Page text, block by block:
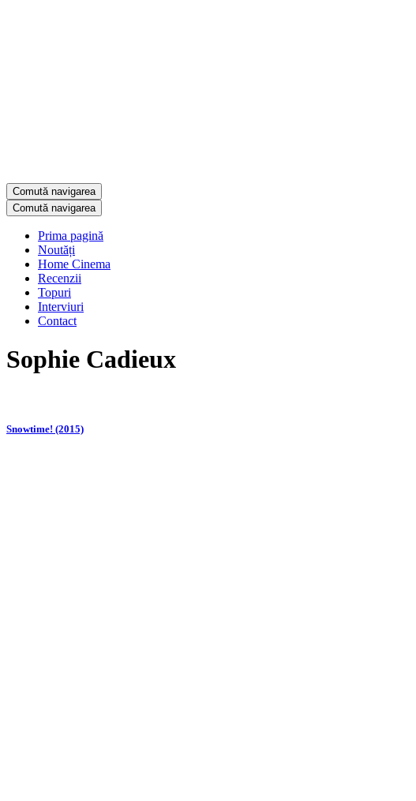
Comută navigarea
Comută navigarea
Prima pagină
Noutăți
Home Cinema
Recenzii
Topuri
Interviuri
Contact
Sophie Cadieux
Snowtime! (2015)